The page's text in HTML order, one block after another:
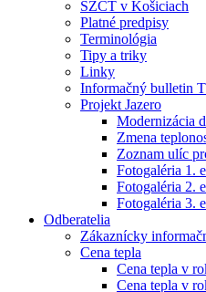
SZCT v Košiciach
Platné predpisy
Terminológia
Tipy a triky
Linky
Informačný bulletin
Projekt Jazero
Modernizácia
Zmena
Zoznam ulíc
Fotogaléria 1.
Fotogaléria 2.
Fotogaléria 3.
Odberatelia
Zákaznícky
Cena tepla
Cena tepla v
Cena tepla v